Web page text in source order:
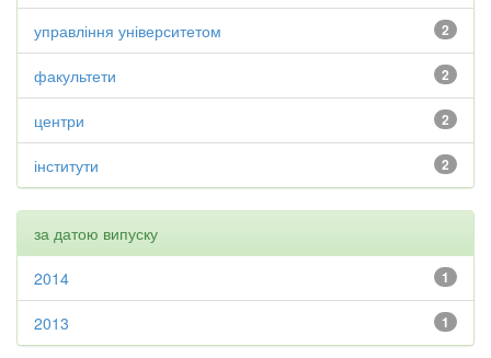
2
управління університетом
2
факультети
2
центри
2
інститути
за датою випуску
1
2014
1
2013